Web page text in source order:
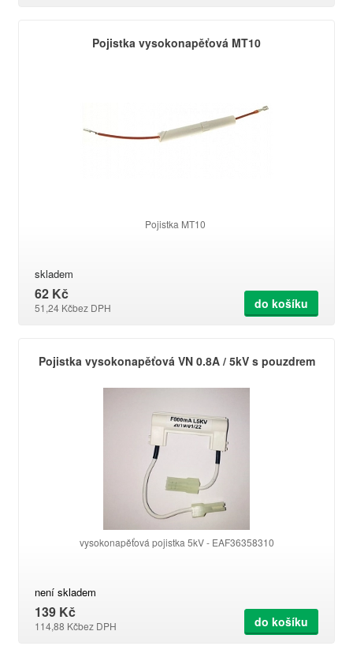
Pojistka vysokonapěťová MT10
Pojistka MT10
skladem
62 Kč
51,24 Kčbez DPH do košíku
Pojistka vysokonapěťová VN 0.8A / 5kV s pouzdrem
vysokonapěťová pojistka 5kV - EAF36358310
není skladem
139 Kč
114,88 Kčbez DPH do košíku